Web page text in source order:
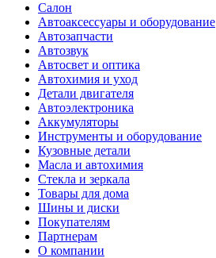
Салон
Автоаксессуары и оборудование
Автозапчасти
Автозвук
Автосвет и оптика
Автохимия и уход
Детали двигателя
Автоэлектроника
Аккумуляторы
Инструменты и оборудование
Кузовные детали
Масла и автохимия
Стекла и зеркала
Товары для дома
Шины и диски
Покупателям
Партнерам
О компании